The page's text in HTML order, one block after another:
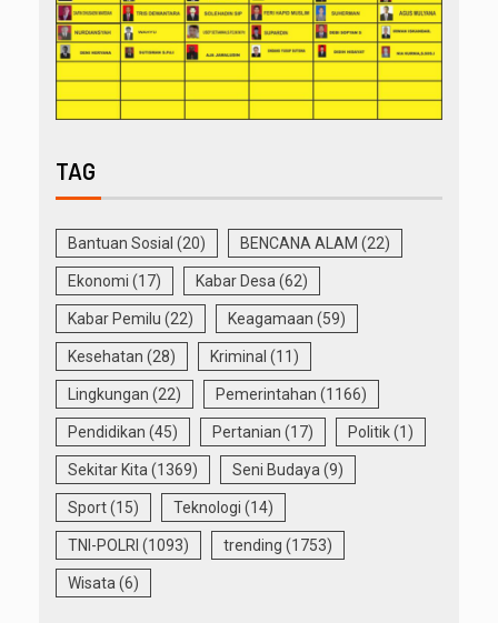
TAG
Bantuan Sosial (20) BENCANA ALAM (22)
Ekonomi (17) Kabar Desa (62)
Kabar Pemilu (22) Keagamaan (59)
Kesehatan (28) Kriminal (11)
Lingkungan (22) Pemerintahan (1166)
Pendidikan (45) Pertanian (17) Politik(1)
Sekitar Kita (1369) Seni Budaya (9)
Sport(15) Teknologi (14)
TNI-POLRI (1093) trending (1753)
Wisata (6)